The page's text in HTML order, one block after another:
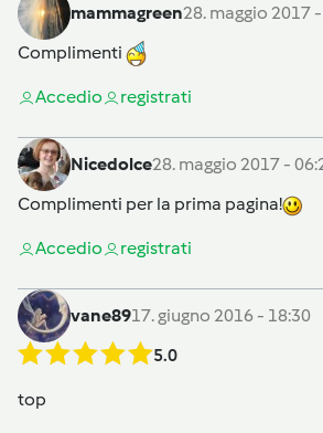
mammagreen28. maggio 2017
Complimenti
Accedio registrati
Nicedolce28. maggio 2017 -
Complimenti per la prima pagina!
Accedio registrati
vane8917. giugno 2016 - 18:30
5.0
top